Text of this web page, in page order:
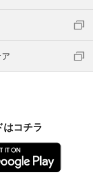
はコチラ